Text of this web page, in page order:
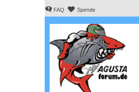
FAQ Spende